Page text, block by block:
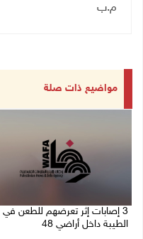
م.ب
مواضيع ذات صلة
3 إصابات إثر تعرضهم للطعن في
الطيبة داخل أراضي 48